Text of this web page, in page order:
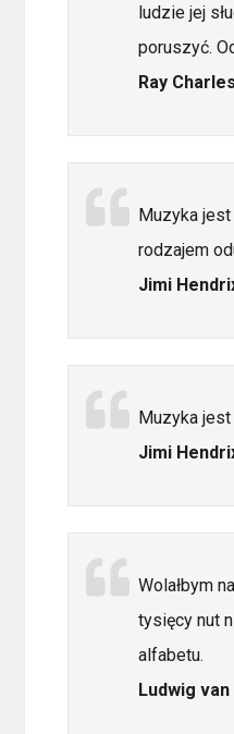
ludzie jej
poruszyć.
Ray Charles
Muzyka
rodzajem
Jimi
Muzyka
Jimi
Wolałbym
tysięcy nut
alfabetu.
Ludwig